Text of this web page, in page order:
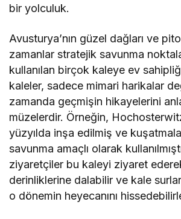
bir yolculuk.
Avusturya’nın güzel dağları ve
zamanlar stratejik savunma
kullanılan birçok kaleye ev
kaleler, sadece mimari harikalar
zamanda geçmişin hikayelerini
müzelerdir. Örneğin,
yüzyılda inşa edilmiş ve
savunma amaçlı olarak
ziyaretçiler bu kaleyi ziyaret
derinliklerine dalabilir ve kale
o dönemin heyecanını